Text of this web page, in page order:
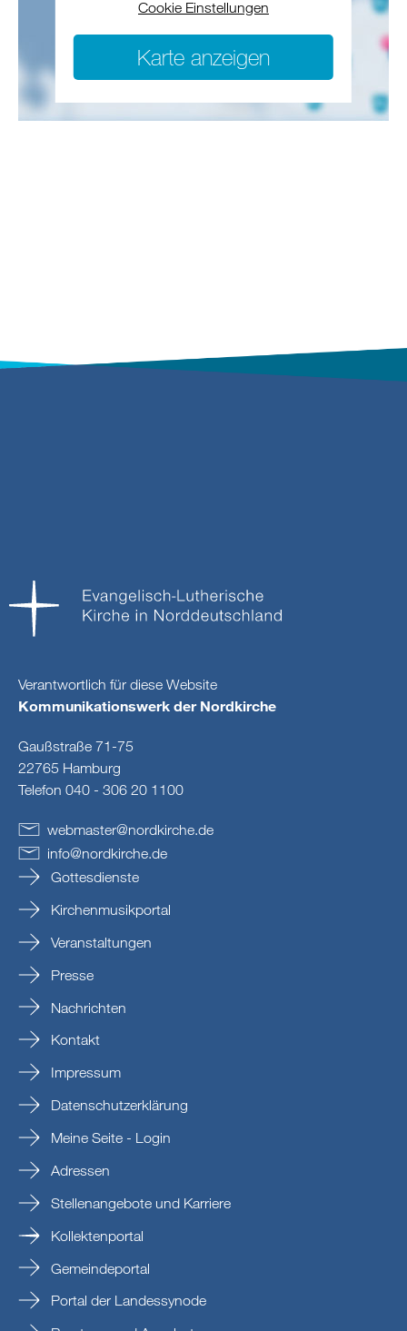
Cookie Einstellungen
Karte anzeigen
Verantwortlich für diese Website
Kommunikationswerk der Nordkirche
Gaußstraße 71-75
22765 Hamburg
Telefon 040 - 306 20 1100
webmaster@nordkirche.de
info@nordkirche.de
Gottesdienste
Kirchenmusikportal
Veranstaltungen
Presse
Nachrichten
Kontakt
Impressum
Datenschutzerklärung
Meine Seite - Login
Adressen
Stellenangebote und Karriere
Kollektenportal
Gemeindeportal
Portal der Landessynode